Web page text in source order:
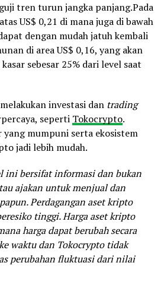
tren turun jangka panjang.Pada
US$ 0,21 di mana juga di bawah
dengan mudah jatuh kembali
di area US$ 0,16, yang akan
sebesar 25% dari level saat
investasi dan trading
seperti Tokocrypto.
mumpuni serta ekosistem
jadi lebih mudah.
ini bersifat informasi dan bukan
ajakan untuk menjual dan
Perdagangan aset kripto
tinggi. Harga aset kripto
harga dapat berubah secara
waktu dan Tokocrypto tidak
perubahan fluktuasi dari nilai